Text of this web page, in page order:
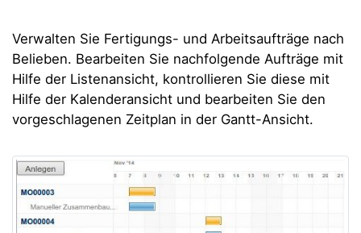
Verwalten Sie Fertigungs- und Arbeitsaufträge nach
Belieben. Bearbeiten Sie nachfolgende Aufträge mit
Hilfe der Listenansicht, kontrollieren Sie diese mit
Hilfe der Kalenderansicht und bearbeiten Sie den
vorgeschlagenen Zeitplan in der Gantt-Ansicht.